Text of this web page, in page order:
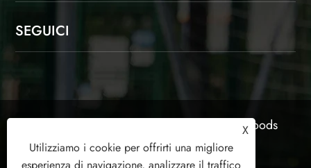
SEGUICI
Copyright © 2025 Shaoxing Jinlangte Sports Goods
Co., Ltd. Tutti i diritti riservati.
X
Utilizziamo i cookie per offrirti una migliore